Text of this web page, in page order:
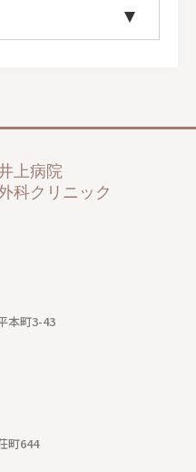
上病院
科クリニック
本町3-43
町644